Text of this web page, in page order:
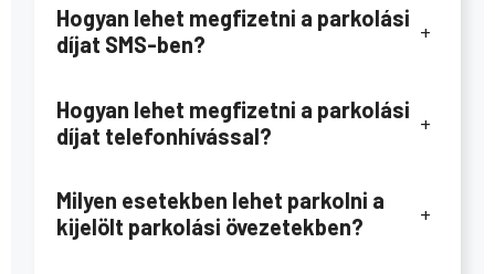
Hogyan lehet megfizetni a parkolási
díjat SMS-ben?
+
Hogyan lehet megfizetni a parkolási
díjat telefonhívással?
+
Milyen esetekben lehet parkolni a
kijelölt parkolási övezetekben?
+